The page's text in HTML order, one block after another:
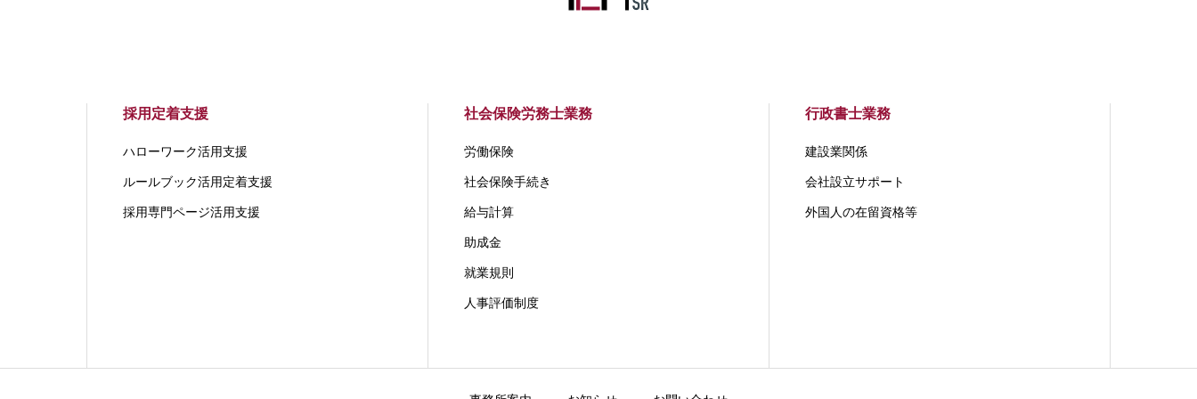
採用定着支援
ハローワーク活用支援
ルールブック活用定着支援
採用専門ページ活用支援
社会保険労務士業務
労働保険
社会保険手続き
給与計算
助成金
就業規則
人事評価制度
行政書士業務
建設業関係
会社設立サポート
外国人の在留資格等